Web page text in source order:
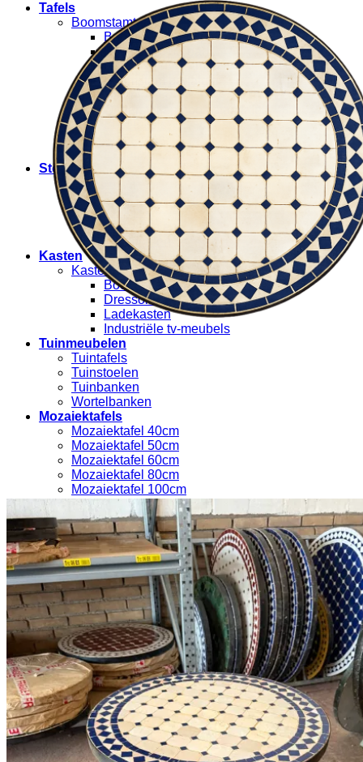
Tafels
Boomstamtafels
Boomstamtafel op maat
Boomstam bureau
Ronde boomstamtafels
Boomstam bartafels
Salontafels
Onderstellen boomstamtafels
Bijzettafels
Sidetables
Eettafels
Stoelen
Stoelen
Rotan stoelen
Krukjes
Hangstoelen
Tuinstoelen
Kasten
Kasten
Boekenkasten
Dressoirs
Ladekasten
Industriële tv-meubels
Tuinmeubelen
Tuintafels
Tuinstoelen
Tuinbanken
Wortelbanken
Mozaiektafels
Mozaiektafel 40cm
Mozaiektafel 50cm
Mozaiektafel 60cm
Mozaiektafel 80cm
Mozaiektafel 100cm
Mozaiektafel 120cm
Andere vormen
Losse onderstellen en stoelen
Zelf samenstellen
Krabpalen
Houten krabpalen
Kussens voor krabpalen
Maatwerk
Inspiratie
Boomstamtafel op maat
Boomstamtafel repareren
Boomstamtafel kopen tips
Winkelafspraak maken